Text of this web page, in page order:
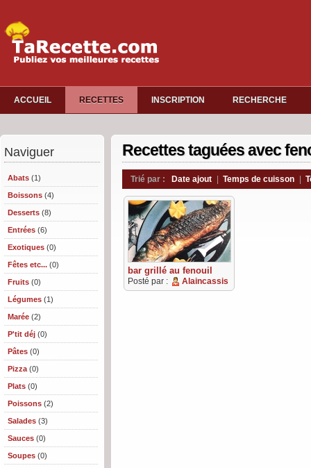
ACCUEIL RECETTES INSCRIPTION RECHERCHE
Naviguer
Abats (1)
Boissons (4)
Desserts (8)
Entrées (6)
Exotiques (0)
Fêtes etc... (0)
Fruits (0)
Légumes (1)
Marée (2)
P'tit déj (0)
Pâtes (0)
Pizza (0)
Plats (0)
Poissons (2)
Salades (3)
Sauces (0)
Soupes (0)
Recettes taguées avec
Trié par : Date ajout Temps de cuisson
bar grillé au fenouil
Posté par : Alaincassis